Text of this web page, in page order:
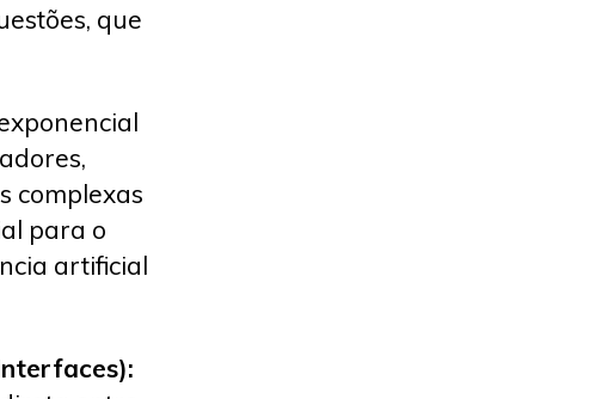
que
complexas
para o
artificial